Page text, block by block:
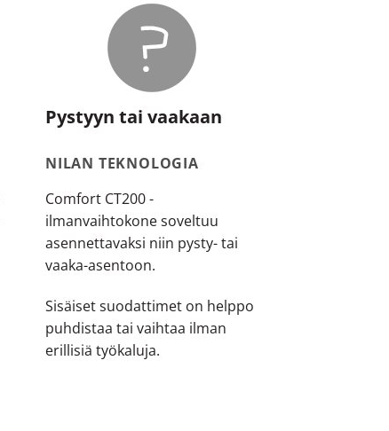
Pystyyn tai vaakaan
NILAN TEKNOLOGIA
Comfort CT200 -
ilmanvaihtokone soveltuu
asennettavaksi niin pysty- tai
vaaka-asentoon.
Sisäiset suodattimet on helppo
puhdistaa tai vaihtaa ilman
erillisiä työkaluja.